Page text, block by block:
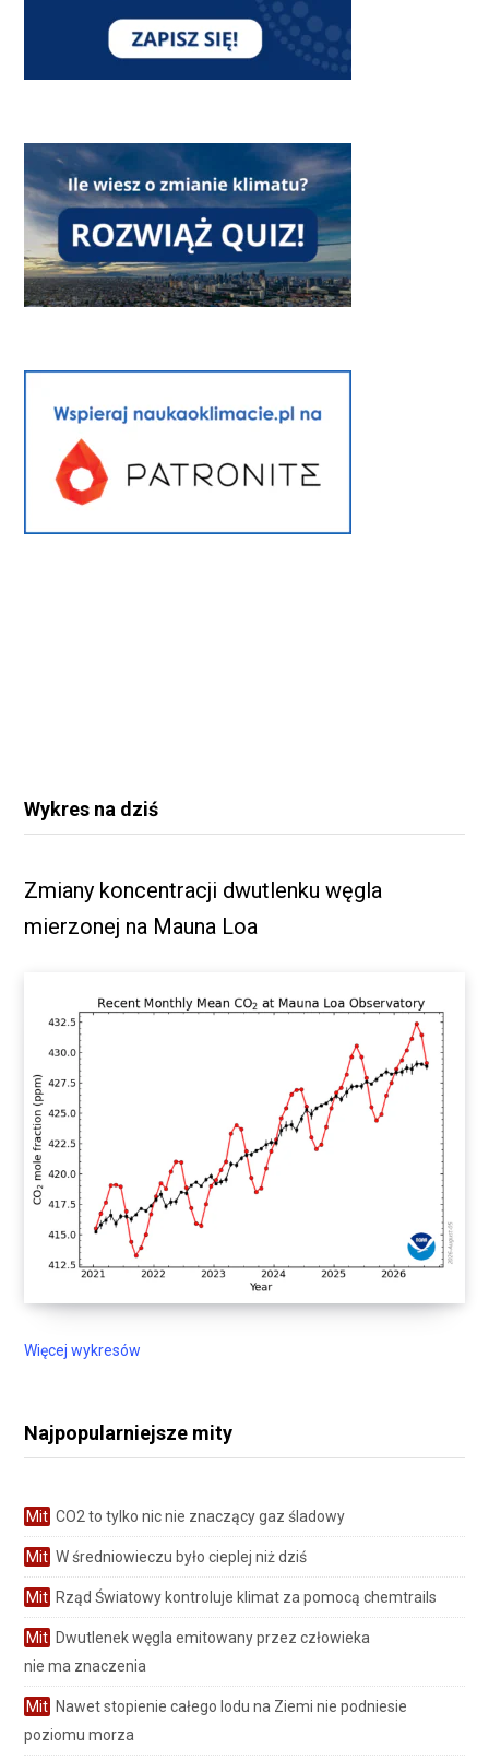
Wykres na dziś
Zmiany koncentracji dwutlenku węgla
mierzonej na Mauna Loa
Więcej wykresów
Najpopularniejsze mity
Mit CO2 to tylko nic nie znaczący gaz śladowy
Mit W średniowieczu było cieplej niż dziś
Mit Rząd Światowy kontroluje klimat za pomocą chemtrails
Mit Dwutlenek węgla emitowany przez człowieka
nie ma znaczenia
Mit Nawet stopienie całego lodu na Ziemi nie podniesie
poziomu morza